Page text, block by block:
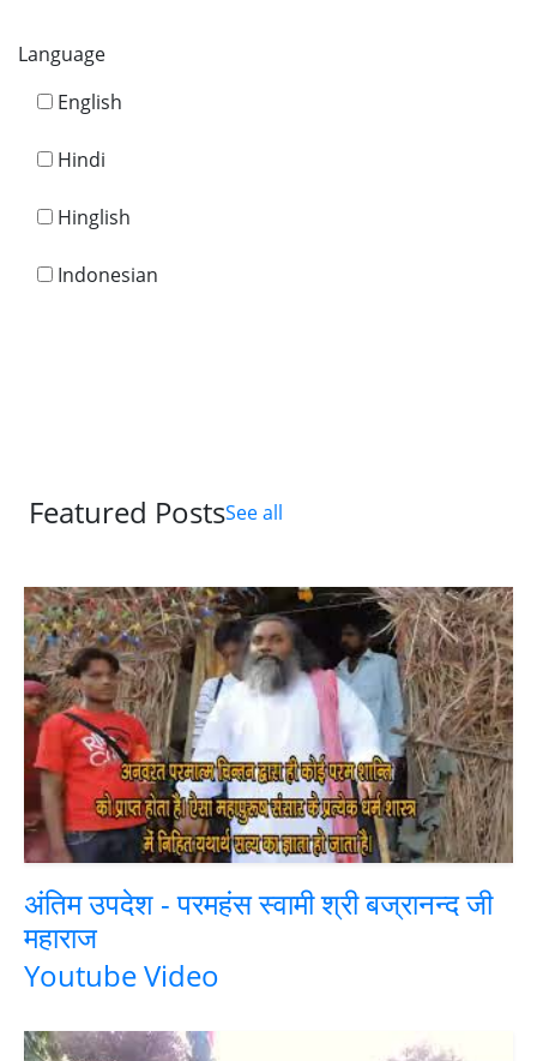
Language
English
Hindi
Hinglish
Indonesian
Featured PostsSee all
अंतिम उपदेश - परमहंस स्वामी श्री बज्रानन्द जी
महाराज
Youtube Video